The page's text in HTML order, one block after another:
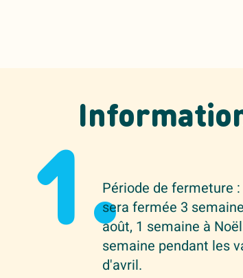
1.Période de fermeture
sera fermée 3
août, 1 semaine à
semaine pendant les
d'avril.